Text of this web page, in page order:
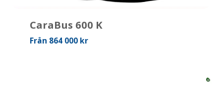
CaraBus 600 K
Från 864 000 kr